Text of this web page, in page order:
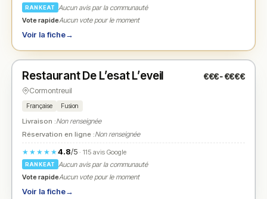
RANKEAT
Aucun avis par la communauté
Vote rapideAucun vote pour le moment
Voir la fiche→
★ N° 2
Restaurant De L’esat L’eveil €€€-€€€€
Cormontreuil
Française Fusion
Livraison :Non renseignée
Réservation en ligne :Non renseignée
★★★★★4.8/5· 115 avis Google
RANKEAT
Aucun avis par la communauté
Vote rapideAucun vote pour le moment
Voir la fiche→